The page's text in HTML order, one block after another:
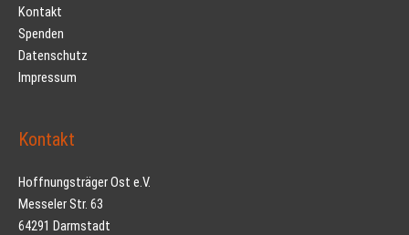
Kontakt
Spenden
Datenschutz
Impressum
Kontakt
Hoffnungsträger Ost e.V.
Messeler Str. 63
64291 Darmstadt